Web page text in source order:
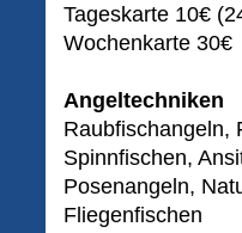
Tageskarte 10€
Wochenkarte 30€
Angeltechniken
Raubfischangeln,
Spinnfischen,
Posenangeln,
Fliegenfischen